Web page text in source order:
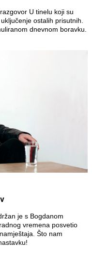
U tinelu koji su
ostalih prisutnih.
dnevnom boravku.
je s Bogdanom
vremena posvetio
Što nam